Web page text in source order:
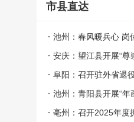
市县直达
池州：春风暖兵心
人招聘燃动全城
安庆：望江县开展“尊
阜阳：召开驻外省退
池州：青阳县开展“年
亳州：召开2025年度